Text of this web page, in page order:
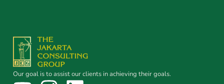
Our goal is to assist our clients in achieving their goals.